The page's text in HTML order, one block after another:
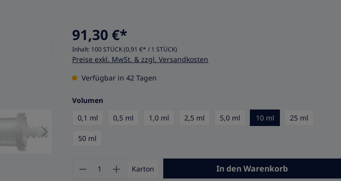
91,30 €*
Inhalt: 100 STÜCK(0,91 €* / 1 STÜCK)
Preise exkl. MwSt. & zzgl. Versandkosten
Verfügbar in 42 Tagen
Volumen
0,1 ml
0,5 ml 1,0 ml 2,5 ml 5,0 ml 10 ml 25 ml
50 ml
Produkt Anzahl: Gib den gewünschten Wert
Karton In den Warenkorb